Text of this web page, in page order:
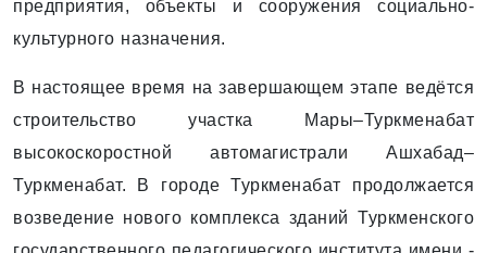
предприятия, объекты и сооружения социально-
культурного назначения.
В настоящее время на завершающем этапе ведётся
строительство участка Мары–Туркменабат
высокоскоростной автомагистрали Ашхабад–
Туркменабат. В городе Турк­менабат продолжается
возведение нового комплекса зданий Туркменского